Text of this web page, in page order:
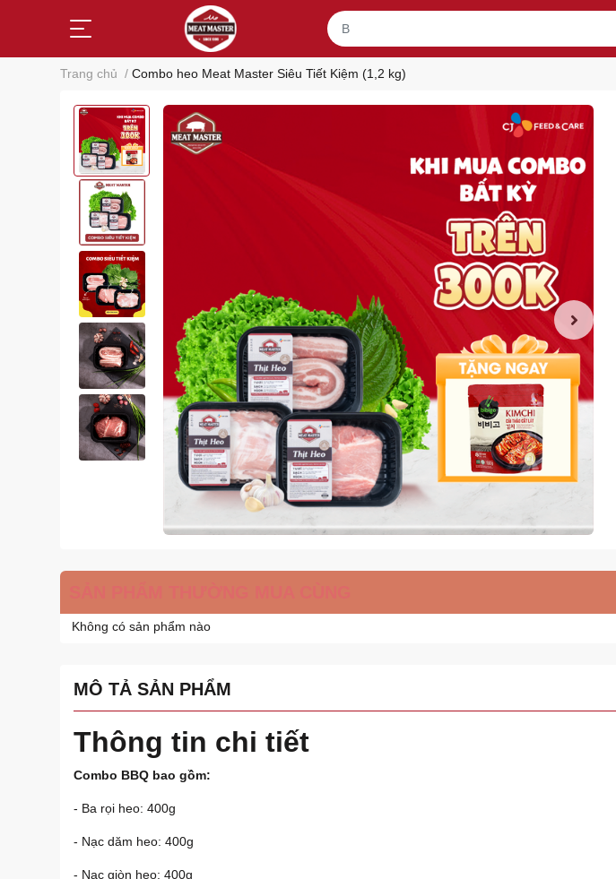
Trang chủ / Combo heo Meat Master Siêu Tiết Kiệm (1,2 kg)
Không có sản phẩm nào
MÔ TẢ SẢN PHẨM
Thông tin chi tiết
Combo BBQ bao gồm:
- Ba rọi heo: 400g
- Nạc dăm heo: 400g
- Nạc giòn heo: 400g